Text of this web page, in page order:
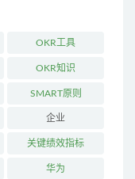
OKR工具
OKR知识
SMART原则
企业
关键绩效指标
华为